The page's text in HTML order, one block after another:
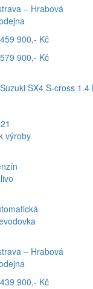
– Hrabová
459 900,- Kč
579 900,- Kč
Suzuki SX4 S-cross
výroby
– Hrabová
439 900,- Kč